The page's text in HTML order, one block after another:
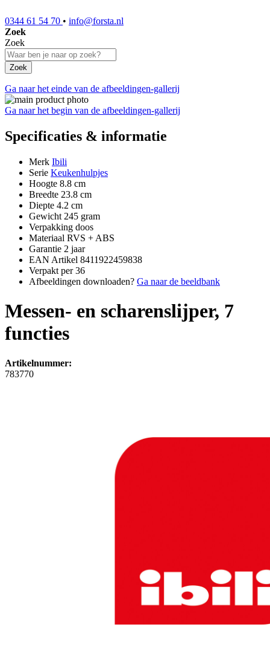
0344 61 54 70 • info@forsta.nl
Zoek
Zoek
Zoek
Ga naar het einde van de afbeeldingen-gallerij
Ga naar het begin van de afbeeldingen-gallerij
Specificaties & informatie
Merk Ibili
Serie Keukenhulpjes
Hoogte 8.8 cm
Breedte 23.8 cm
Diepte 4.2 cm
Gewicht 245 gram
Verpakking doos
Materiaal RVS + ABS
Garantie 2 jaar
EAN Artikel 8411922459838
Verpakt per 36
Afbeeldingen downloaden? Ga naar de beeldbank
Messen- en scharenslijper, 7
functies
Artikelnummer:
783770